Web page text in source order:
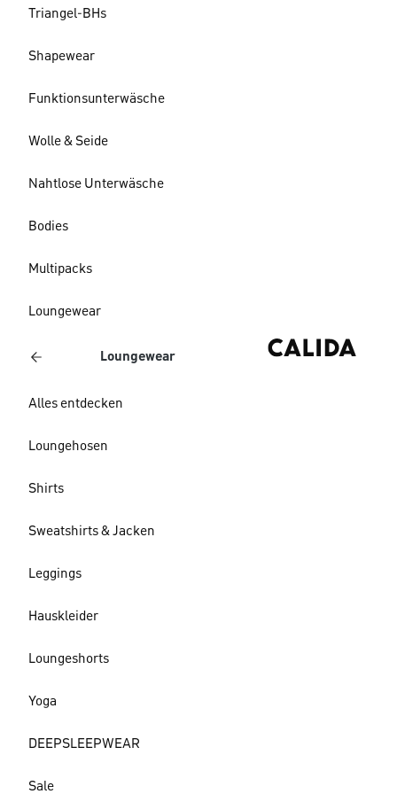
Triangel-BHs
Shapewear
Funktionsunterwäsche
Wolle & Seide
Nahtlose Unterwäsche
Bodies
Multipacks
Loungewear
Loungewear
Alles entdecken
Loungehosen
Shirts
Sweatshirts & Jacken
Leggings
Hauskleider
Loungeshorts
Yoga
DEEPSLEEPWEAR
Sale